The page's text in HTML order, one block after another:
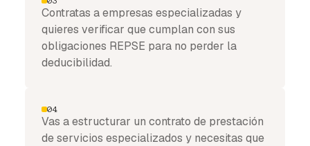
Contratas a empresas especializadas y
quieres verificar que cumplan con sus
obligaciones REPSE para no perder la
deducibilidad.
04
Vas a estructurar un contrato de prestación
de servicios especializados y necesitas que